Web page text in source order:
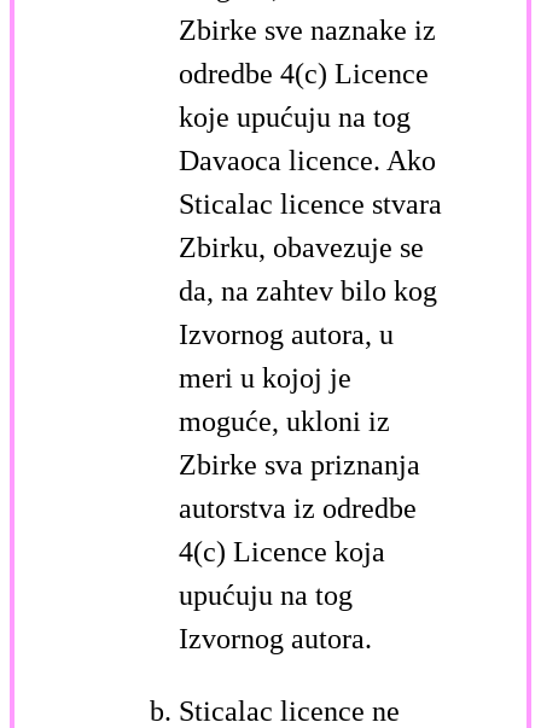
Zbirke sve naznake iz
odredbe 4(c) Licence
koje upućuju na tog
Davaoca licence. Ako
Sticalac licence stvara
Zbirku, obavezuje se
da, na zahtev bilo kog
Izvornog autora, u
meri u kojoj je
moguće, ukloni iz
Zbirke sva priznanja
autorstva iz odredbe
4(c) Licence koja
upućuju na tog
Izvornog autora.
Sticalac licence ne